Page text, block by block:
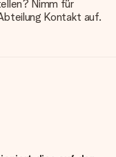
Nimm für
Kontakt auf.